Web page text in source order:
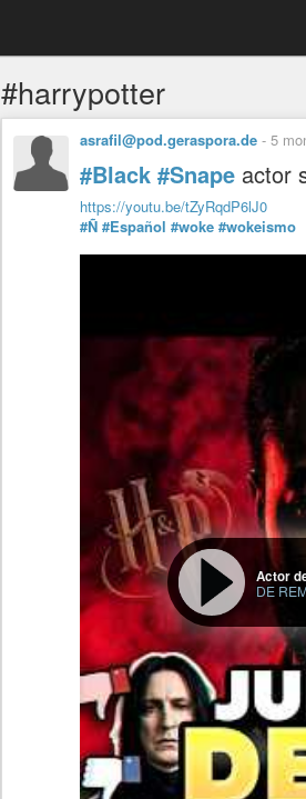
#harrypotter
asrafil@pod.geraspora.de - 5
#Black #Snape actor
https://youtu.be/tZyRqdP6lJ0
#Ñ #Español #woke #wokeismo
Actor
DE